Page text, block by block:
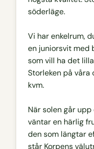
söderläge.
Vi har enkelrum,
en juniorsvit med
som vill ha det
Storleken på
kvm.
När solen går
väntar en härlig
den som längtar
står Korpens